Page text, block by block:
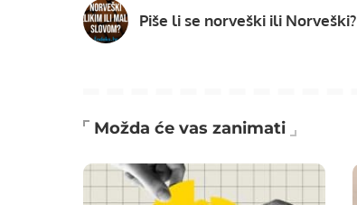
Piše li se norveški ili Norveški?
Možda će vas zanimati